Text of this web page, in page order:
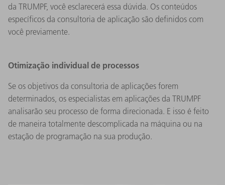
da TRUMPF, você esclarecerá essa dúvida. Os conteúdos
específicos da consultoria de aplicação são definidos com
você previamente.
Otimização individual de processos
Se os objetivos da consultoria de aplicações forem
determinados, os especialistas em aplicações da TRUMPF
analisarão seu processo de forma direcionada. E isso é feito
de maneira totalmente descomplicada na máquina ou na
estação de programação na sua produção.